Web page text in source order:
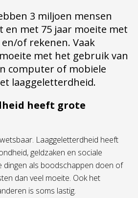
3 miljoen mensen
en met 75 jaar moeite met
of rekenen. Vaak
met het gebruik van
computer of mobiele
laaggeletterdheid.
heeft grote
Laaggeletterdheid heeft
geldzaken en sociale
dingen als boodschappen doen of
dan veel moeite. Ook het
is soms lastig.